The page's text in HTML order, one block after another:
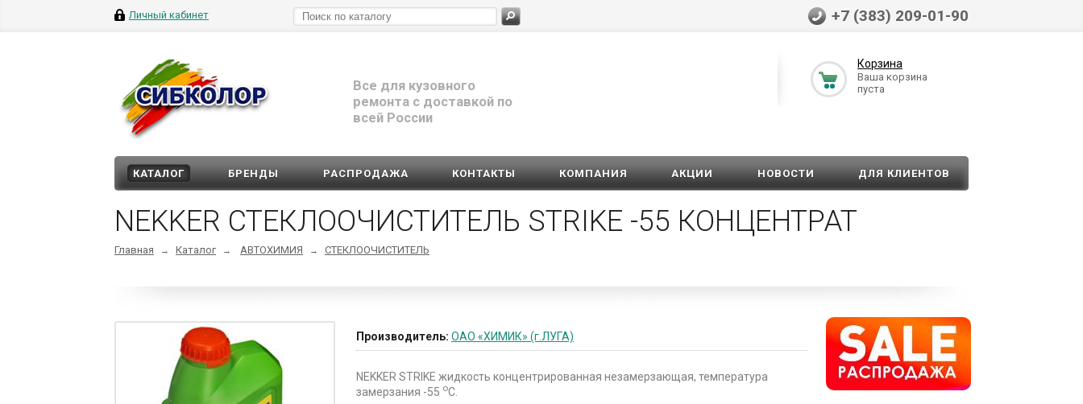
Личный кабинет +7 (383) 209-01-90
Все для кузовного
ремонта с доставкой по
всей России
Корзина
Ваша корзина
пуста
КАТАЛОГ БРЕНДЫ РАСПРОДАЖА КОНТАКТЫ КОМПАНИЯ АКЦИИ НОВОСТИ ДЛЯ КЛИЕНТОВ
NEKKER СТЕКЛООЧИСТИТЕЛЬ STRIKE -55 КОНЦЕНТРАТ
Главная → Каталог → АВТОХИМИЯ → СТЕКЛООЧИСТИТЕЛЬ
Производитель: ОАО «ХИМИК» (г.ЛУГА)
NEKKER STRIKE жидкость концентрированная незамерзающая, температура
замерзания -55 оС.